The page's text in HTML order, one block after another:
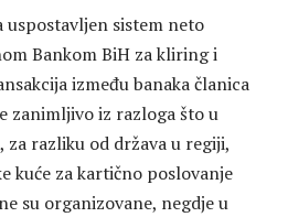
uspostavljen sistem neto
Bankom BiH za kliring i
između banaka članica
zanimljivo iz razloga što u
za razliku od država u regiji,
kuće za kartično poslovanje
su organizovane, negdje u